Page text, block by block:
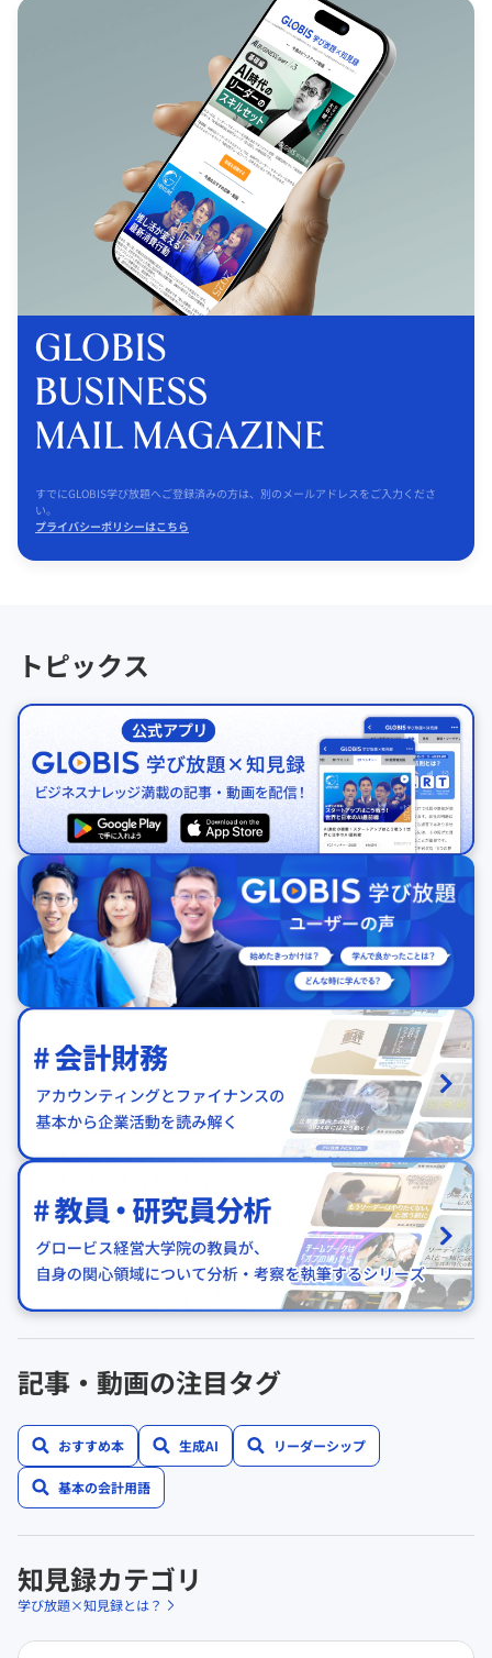
すでにGLOBIS学び放題へご登録済みの方は、別のメールアドレスをご入力くださ
い。
プライバシーポリシーはこちら
トピックス
記事・動画の注目タグ
おすすめ本 生成AI リーダーシップ
基本の会計用語
知見録カテゴリ
学び放題×知見録とは？